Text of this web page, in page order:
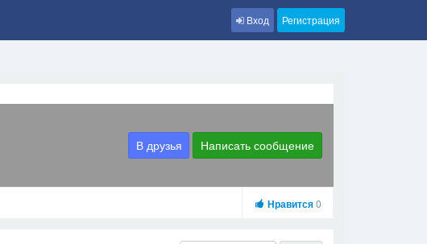
Вход Регистрация
В друзья Написать сообщение
Нравится0